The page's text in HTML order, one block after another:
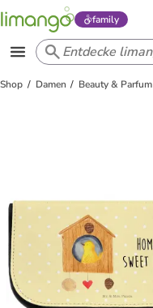
family
Shop Damen Beauty & Parfum